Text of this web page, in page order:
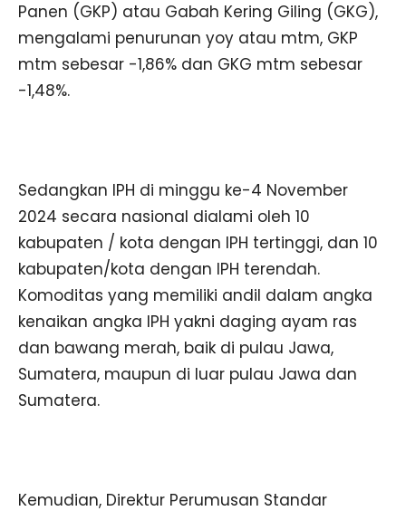
Panen (GKP) atau Gabah Kering Giling (GKG),
mengalami penurunan yoy atau mtm, GKP
mtm sebesar -1,86% dan GKG mtm sebesar
-1,48%.
Sedangkan IPH di minggu ke-4 November
2024 secara nasional dialami oleh 10
kabupaten / kota dengan IPH tertinggi, dan 10
kabupaten/kota dengan IPH terendah.
Komoditas yang memiliki andil dalam angka
kenaikan angka IPH yakni daging ayam ras
dan bawang merah, baik di pulau Jawa,
Sumatera, maupun di luar pulau Jawa dan
Sumatera.
Kemudian, Direktur Perumusan Standar